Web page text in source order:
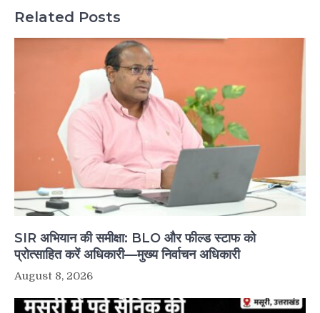
Related Posts
SIR अभियान की समीक्षा: BLO और फील्ड स्टाफ को
प्रोत्साहित करें अधिकारी—मुख्य निर्वाचन अधिकारी
August 8, 2026